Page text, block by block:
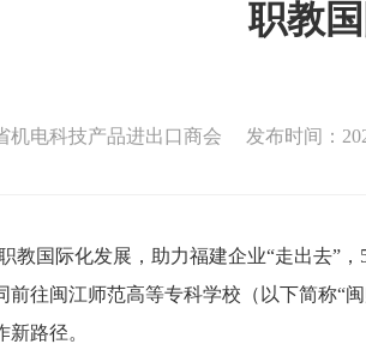
职教
机电科技产品进出口商会 发布时间：
教国际化发展，助力福建企业“走出去”
前往闽江师范高等专科学校（以下简称“
路径。